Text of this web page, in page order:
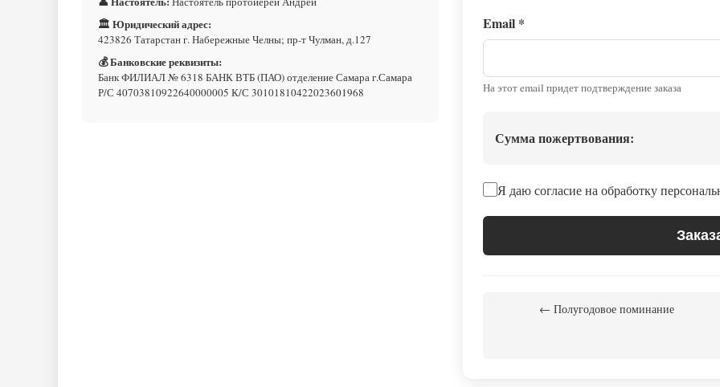
🏛 Юридический адрес:
423826 Татарстан г. Набережные Челны; пр-т Чулман, д.127
💰 Банковские реквизиты:
Банк ФИЛИАЛ № 6318 БАНК ВТБ (ПАО) отделение Самара г.Самара
Р/С 40703810922640000005 К/С 30101810422023601968
Email *
На этот email придет подтверждение заказа
Сумма пожертвования:
Я даю согласие на обработку
← Полугодовое поминание